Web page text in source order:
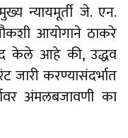
न्यायमूर्ती जे. एन.
आयोगाने ठाकरे
केले आहे की, उद्धव
जारी करण्यासंदर्भात
अंमलबजावणी का